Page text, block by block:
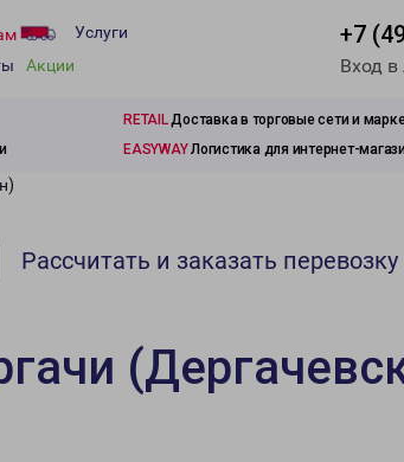
Услуги
Акции
+7
Вход
RETAILДоставка в торговые сети и
EASYWAYЛогистика для интернет-
Рассчитать и заказать перевозку